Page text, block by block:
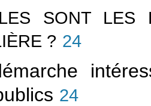
SONT LES
? 24
24